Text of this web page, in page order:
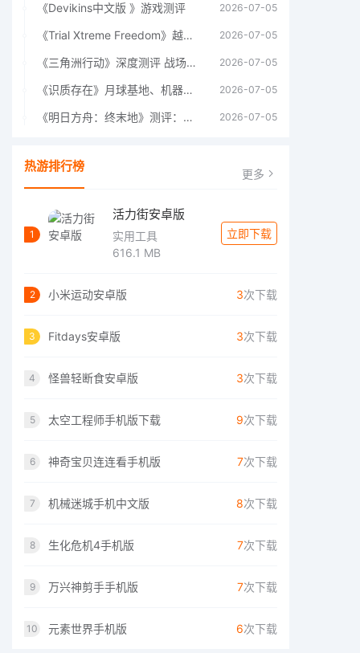
《Devikins中文版 》游戏测评 2026-07-05
《Trial Xtreme Freedom》越野摩托车测评总结 2026-07-05
《三角洲行动》深度测评 战场上的野心与裂痕 2026-07-05
《识质存在》月球基地、机器人女孩多年来最佳射击游戏 2026-07-05
《明日方舟：终末地》测评：于荒芜之中，重建文明 2026-07-05
热游排行榜 更多
1
活力街安卓版
实用工具
616.1 MB
立即下载
2 小米运动安卓版 3次下载
3 Fitdays安卓版 3次下载
4 怪兽轻断食安卓版 3次下载
5 太空工程师手机版下载 9次下载
6 神奇宝贝连连看手机版 7次下载
7 机械迷城手机中文版 8次下载
8 生化危机4手机版 7次下载
9 万兴神剪手手机版 7次下载
10 元素世界手机版 6次下载